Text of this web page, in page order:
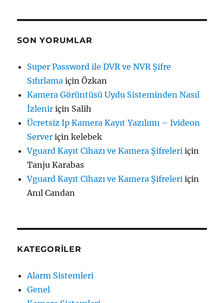
SON YORUMLAR
Super Password ile DVR ve NVR Şifre
Sıfırlama içinÖzkan
Kamera Görüntüsü Uydu Sisteminden Nasıl
İzlenir için Salih
Ücretsiz Ip Kamera Kayıt Yazılımı – Ivideon
Server içinkelebek
Vguard Kayıt Cihazı ve Kamera Şifreleri için
Tanju Karabas
Vguard Kayıt Cihazı ve Kamera Şifreleri için
Anıl Candan
KATEGORILER
Alarm Sistemleri
Genel